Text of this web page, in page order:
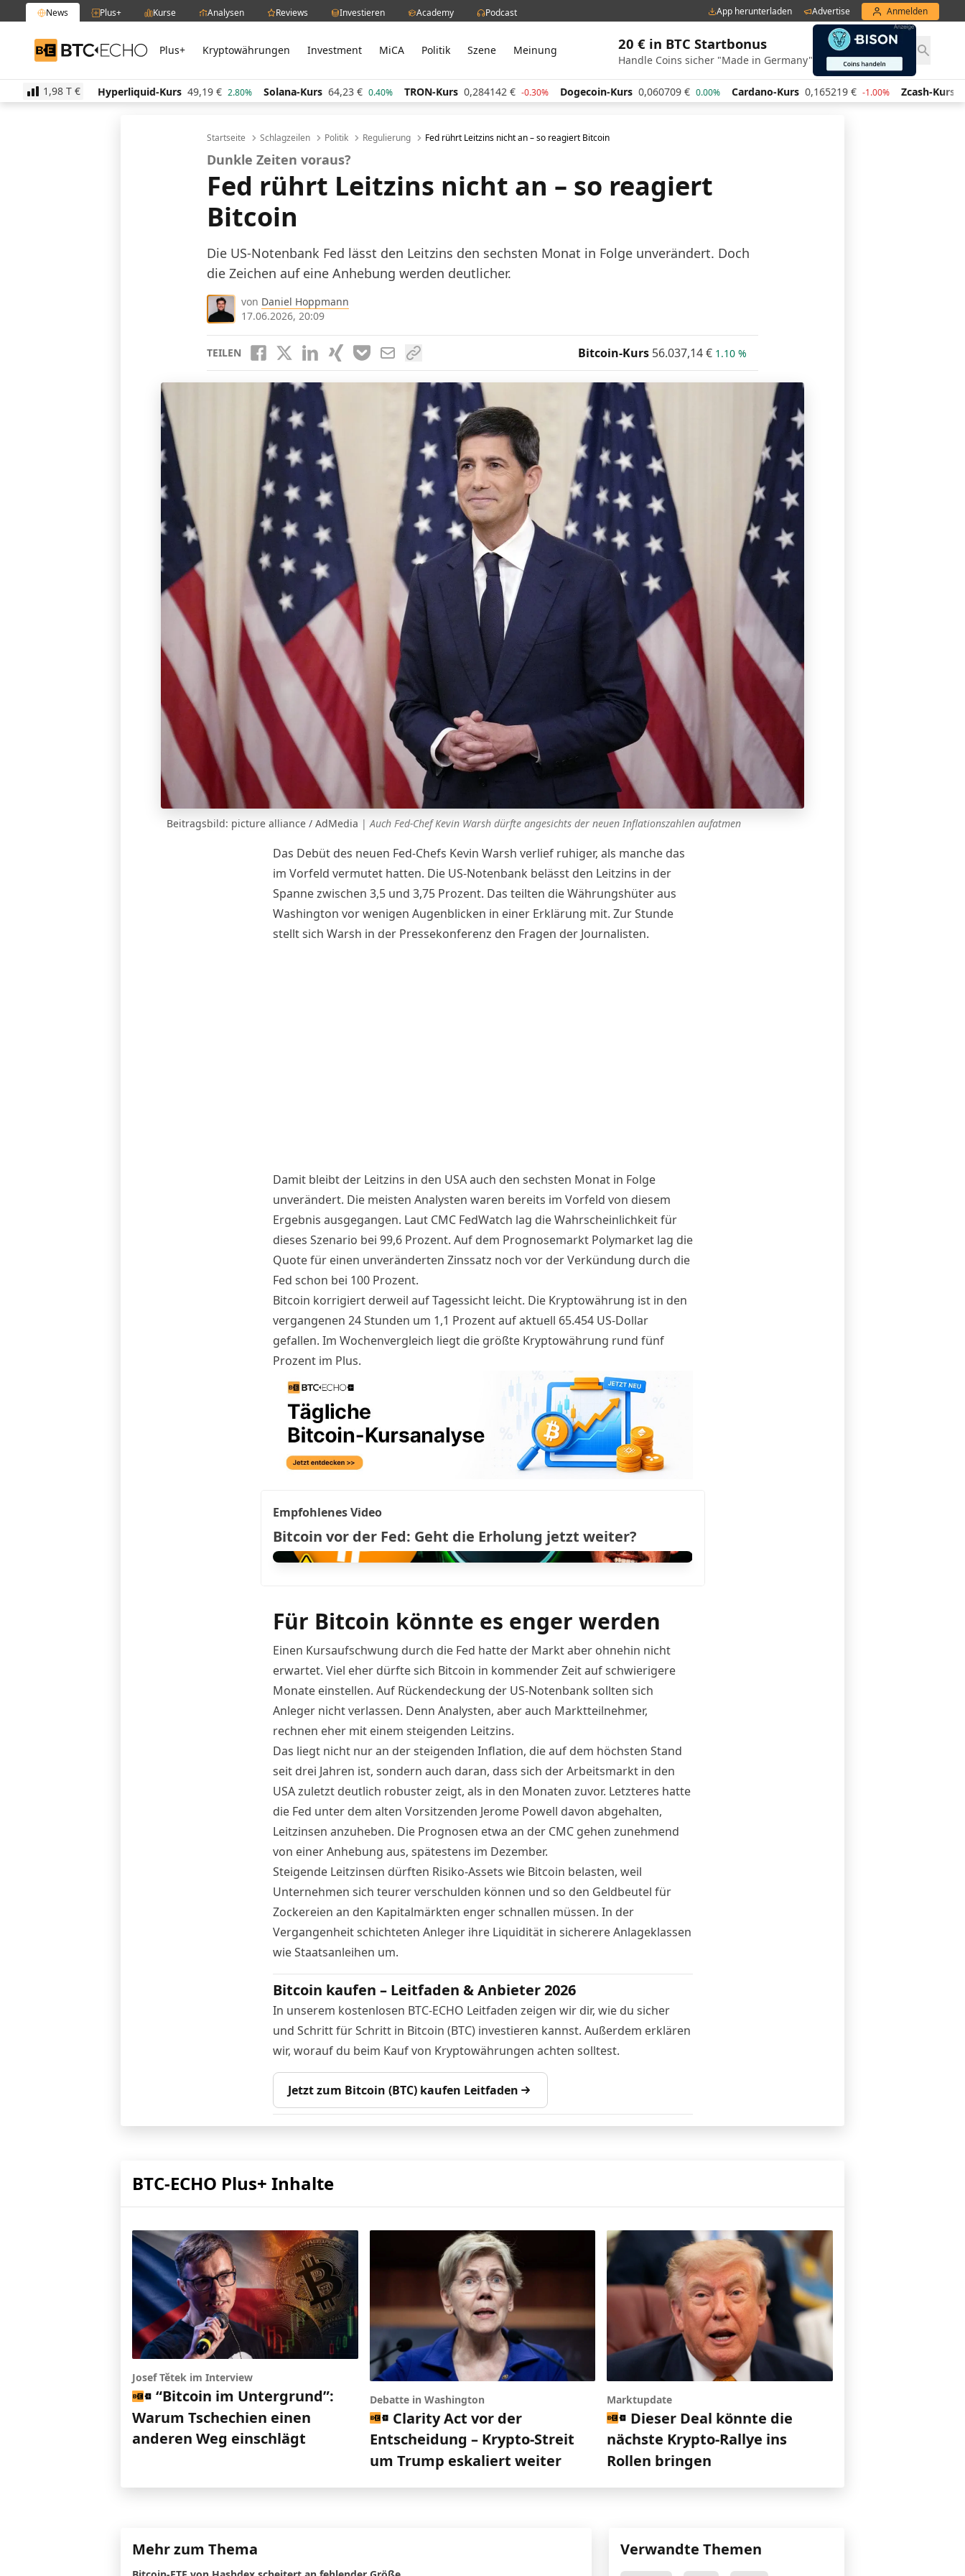
News Plus+ Kurse Analysen Reviews Investieren Academy Podcast App herunterladen Advertise Anmelden
BTC-ECHO Plus+ Kryptowährungen Investment MiCA Politik Szene Meinung 20 € in BTC Startbonus
Handle Coins sicher "Made in Germany"
1,98 T €
Hyperliquid-Kurs 49,19 € 2.80% Solana-Kurs 64,23 € 0.40% TRON-Kurs 0,284142 € -0.30% Dogecoin-Kurs 0,060709 € 0.00% Cardano-Kurs 0,165219 € -1.00% Zcash-Kurs 448,10 € 2.50%
Startseite Schlagzeilen Politik Regulierung Fed rührt Leitzins nicht an – so reagiert Bitcoin
Dunkle Zeiten voraus?
Fed rührt Leitzins nicht an – so reagiert
Bitcoin
Die US-Notenbank Fed lässt den Leitzins den sechsten Monat in Folge unverändert. Doch
die Zeichen auf eine Anhebung werden deutlicher.
von Daniel Hoppmann
17.06.2026, 20:09
TEILEN Bitcoin-Kurs 56.037,14€ 1.10 %
Beitragsbild: picture alliance / AdMedia | Auch Fed-Chef Kevin Warsh dürfte angesichts der neuen Inflationszahlen aufatmen
Das Debüt des neuen Fed-Chefs Kevin Warsh verlief ruhiger, als manche das
im Vorfeld vermutet hatten. Die US-Notenbank belässt den Leitzins in der
Spanne zwischen 3,5 und 3,75 Prozent. Das teilten die Währungshüter aus
Washington vor wenigen Augenblicken in einer Erklärung mit. Zur Stunde
stellt sich Warsh in der Pressekonferenz den Fragen der Journalisten.
Damit bleibt der Leitzins in den USA auch den sechsten Monat in Folge
unverändert. Die meisten Analysten waren bereits im Vorfeld von diesem
Ergebnis ausgegangen. Laut CMC FedWatch lag die Wahrscheinlichkeit für
dieses Szenario bei 99,6 Prozent. Auf dem Prognosemarkt Polymarket lag die
Quote für einen unveränderten Zinssatz noch vor der Verkündung durch die
Fed schon bei 100 Prozent.
Bitcoin korrigiert derweil auf Tagessicht leicht. Die Kryptowährung ist in den
vergangenen 24 Stunden um 1,1 Prozent auf aktuell 65.454 US-Dollar
gefallen. Im Wochenvergleich liegt die größte Kryptowährung rund fünf
Prozent im Plus.
Empfohlenes Video
Bitcoin vor der Fed: Geht die Erholung jetzt weiter?
Für Bitcoin könnte es enger werden
Einen Kursaufschwung durch die Fed hatte der Markt aber ohnehin nicht
erwartet. Viel eher dürfte sich Bitcoin in kommender Zeit auf schwierigere
Monate einstellen. Auf Rückendeckung der US-Notenbank sollten sich
Anleger nicht verlassen. Denn Analysten, aber auch Marktteilnehmer,
rechnen eher mit einem steigenden Leitzins.
Das liegt nicht nur an der steigenden Inflation, die auf dem höchsten Stand
seit drei Jahren ist, sondern auch daran, dass sich der Arbeitsmarkt in den
USA zuletzt deutlich robuster zeigt, als in den Monaten zuvor. Letzteres hatte
die Fed unter dem alten Vorsitzenden Jerome Powell davon abgehalten,
Leitzinsen anzuheben. Die Prognosen etwa an der CMC gehen zunehmend
von einer Anhebung aus, spätestens im Dezember.
Steigende Leitzinsen dürften Risiko-Assets wie Bitcoin belasten, weil
Unternehmen sich teurer verschulden können und so den Geldbeutel für
Zockereien an den Kapitalmärkten enger schnallen müssen. In der
Vergangenheit schichteten Anleger ihre Liquidität in sicherere Anlageklassen
wie Staatsanleihen um.
Bitcoin kaufen – Leitfaden & Anbieter 2026
In unserem kostenlosen BTC-ECHO Leitfaden zeigen wir dir, wie du sicher
und Schritt für Schritt in Bitcoin (BTC) investieren kannst. Außerdem erklären
wir, worauf du beim Kauf von Kryptowährungen achten solltest.
Jetzt zum Bitcoin (BTC) kaufen Leitfaden
BTC-ECHO Plus+ Inhalte
Josef Tětek im Interview
“Bitcoin im Untergrund”:
Warum Tschechien einen
anderen Weg einschlägt
Debatte in Washington
Clarity Act vor der
Entscheidung – Krypto-Streit
um Trump eskaliert weiter
Marktupdate
Dieser Deal könnte die
nächste Krypto-Rallye ins
Rollen bringen
Mehr zum Thema Verwandte Themen